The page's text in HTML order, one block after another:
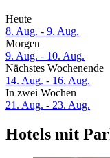
Heute
8. Aug. - 9. Aug.
Morgen
9. Aug. - 10. Aug.
Nächstes Wochenende
14. Aug. - 16. Aug.
In zwei Wochen
21. Aug. - 23. Aug.
Hotels mit